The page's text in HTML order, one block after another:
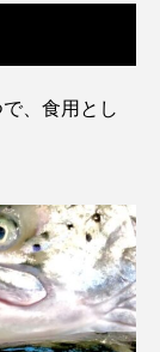
イクラ
ア
、食用とし